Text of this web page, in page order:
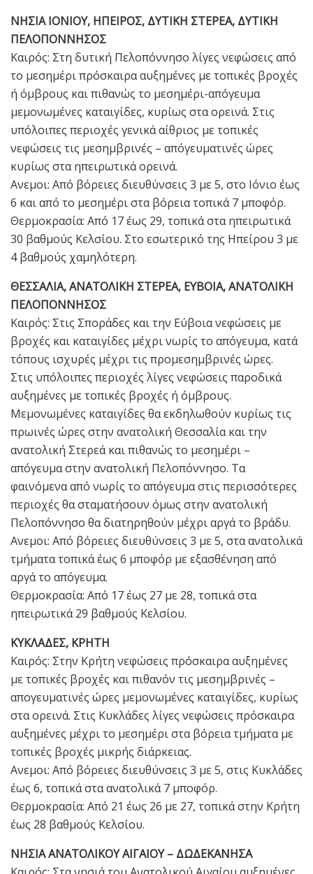
ΝΗΣΙΑ ΙΟΝΙΟΥ, ΗΠΕΙΡΟΣ, ΔΥΤΙΚΗ ΣΤΕΡΕΑ, ΔΥΤΙΚΗ
ΠΕΛΟΠΟΝΝΗΣΟΣ
Καιρός: Στη δυτική Πελοπόννησο λίγες νεφώσεις από
το μεσημέρι πρόσκαιρα αυξημένες με τοπικές βροχές
ή όμβρους και πιθανώς το μεσημέρι-απόγευμα
μεμονωμένες καταιγίδες, κυρίως στα ορεινά. Στις
υπόλοιπες περιοχές γενικά αίθριος με τοπικές
νεφώσεις τις μεσημβρινές – απόγευματινές ώρες
κυρίως στα ηπειρωτικά ορεινά.
Ανεμοι: Από βόρειες διευθύνσεις 3 με 5, στο Ιόνιο έως
6 και από το μεσημέρι στα βόρεια τοπικά 7 μποφόρ.
Θερμοκρασία: Από 17 έως 29, τοπικά στα ηπειρωτικά
30 βαθμούς Κελσίου. Στο εσωτερικό της Ηπείρου 3 με
4 βαθμούς χαμηλότερη.
ΘΕΣΣΑΛΙΑ, ΑΝΑΤΟΛΙΚΗ ΣΤΕΡΕΑ, ΕΥΒΟΙΑ, ΑΝΑΤΟΛΙΚΗ
ΠΕΛΟΠΟΝΝΗΣΟΣ
Καιρός: Στις Σποράδες και την Εύβοια νεφώσεις με
βροχές και καταιγίδες μέχρι νωρίς το απόγευμα, κατά
τόπους ισχυρές μέχρι τις προμεσημβρινές ώρες.
Στις υπόλοιπες περιοχές λίγες νεφώσεις παροδικά
αυξημένες με τοπικές βροχές ή όμβρους.
Μεμονωμένες καταιγίδες θα εκδηλωθούν κυρίως τις
πρωινές ώρες στην ανατολική Θεσσαλία και την
ανατολική Στερεά και πιθανώς το μεσημέρι –
απόγευμα στην ανατολική Πελοπόννησο. Τα
φαινόμενα από νωρίς το απόγευμα στις περισσότερες
περιοχές θα σταματήσουν όμως στην ανατολική
Πελοπόννησο θα διατηρηθούν μέχρι αργά το βράδυ.
Ανεμοι: Από βόρειες διευθύνσεις 3 με 5, στα ανατολικά
τμήματα τοπικά έως 6 μποφόρ με εξασθένηση από
αργά το απόγευμα.
Θερμοκρασία: Από 17 έως 27 με 28, τοπικά στα
ηπειρωτικά 29 βαθμούς Κελσίου.
ΚΥΚΛΑΔΕΣ, ΚΡΗΤΗ
Καιρός: Στην Κρήτη νεφώσεις πρόσκαιρα αυξημένες
με τοπικές βροχές και πιθανόν τις μεσημβρινές –
απογευματινές ώρες μεμονωμένες καταιγίδες, κυρίως
στα ορεινά. Στις Κυκλάδες λίγες νεφώσεις πρόσκαιρα
αυξημένες μέχρι το μεσημέρι στα βόρεια τμήματα με
τοπικές βροχές μικρής διάρκειας.
Ανεμοι: Από βόρειες διευθύνσεις 3 με 5, στις Κυκλάδες
έως 6, τοπικά στα ανατολικά 7 μποφόρ.
Θερμοκρασία: Από 21 έως 26 με 27, τοπικά στην Κρήτη
έως 28 βαθμούς Κελσίου.
ΝΗΣΙΑ ΑΝΑΤΟΛΙΚΟΥ ΑΙΓΑΙΟΥ – ΔΩΔΕΚΑΝΗΣΑ